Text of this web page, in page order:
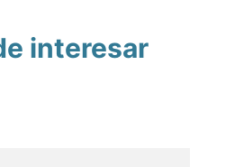
interesar